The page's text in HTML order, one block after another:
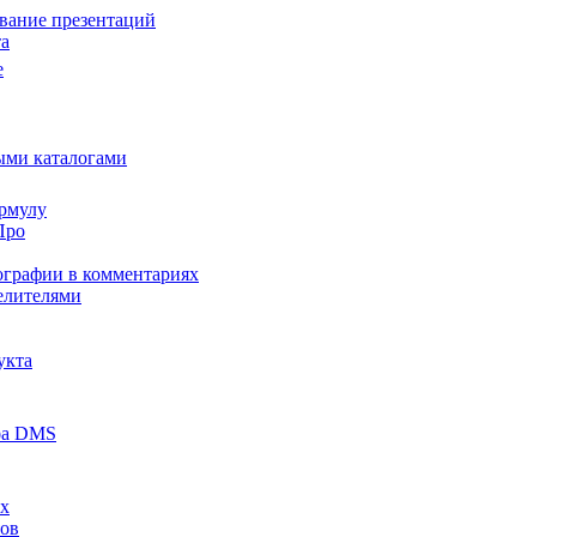
презентаций
каталогами
в комментариях
DMS